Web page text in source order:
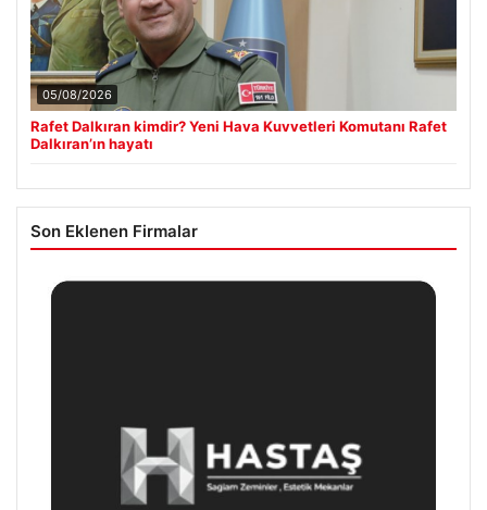
05/08/2026
Rafet Dalkıran kimdir? Yeni Hava Kuvvetleri Komutanı Rafet
Dalkıran’ın hayatı
Son Eklenen Firmalar